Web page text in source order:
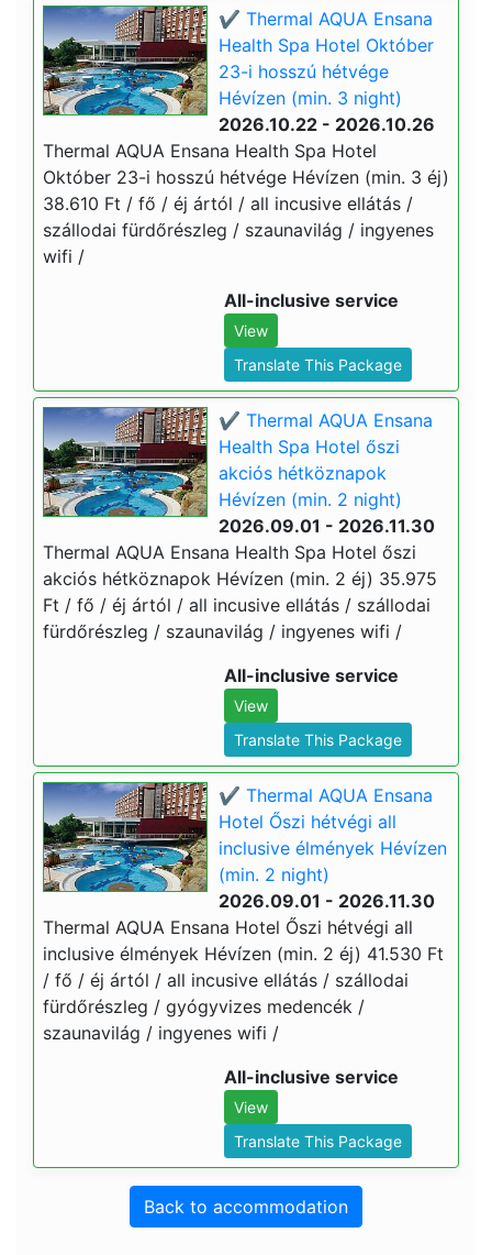
✔️ Thermal AQUA Ensana
Health Spa Hotel Október
23-i hosszú hétvége
Hévízen (min. 3 night)
2026.10.22 - 2026.10.26
Thermal AQUA Ensana Health Spa Hotel
Október 23-i hosszú hétvége Hévízen (min. 3 éj)
38.610 Ft / fő / éj ártól / all incusive ellátás /
szállodai fürdőrészleg / szaunavilág / ingyenes
wifi /
All-inclusive service
View
Translate This Package
✔️ Thermal AQUA Ensana
Health Spa Hotel őszi
akciós hétköznapok
Hévízen (min. 2 night)
2026.09.01 - 2026.11.30
Thermal AQUA Ensana Health Spa Hotel őszi
akciós hétköznapok Hévízen (min. 2 éj) 35.975
Ft / fő / éj ártól / all incusive ellátás / szállodai
fürdőrészleg / szaunavilág / ingyenes wifi /
All-inclusive service
View
Translate This Package
✔️ Thermal AQUA Ensana
Hotel Őszi hétvégi all
inclusive élmények Hévízen
(min. 2 night)
2026.09.01 - 2026.11.30
Thermal AQUA Ensana Hotel Őszi hétvégi all
inclusive élmények Hévízen (min. 2 éj) 41.530 Ft
/ fő / éj ártól / all incusive ellátás / szállodai
fürdőrészleg / gyógyvizes medencék /
szaunavilág / ingyenes wifi /
All-inclusive service
View
Translate This Package
Back to accommodation